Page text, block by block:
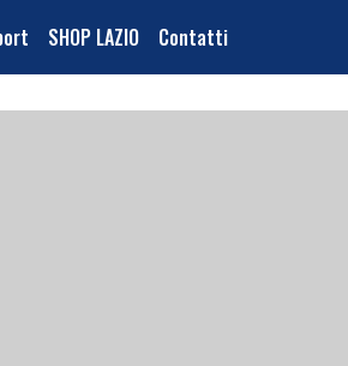
SHOP LAZIO Contatti